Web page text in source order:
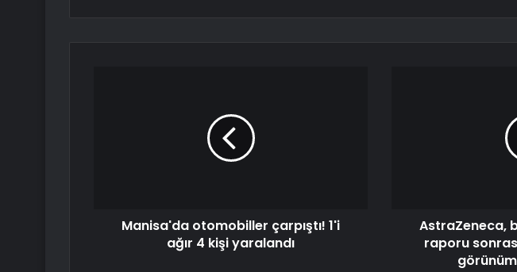
Manisa'da otomobiller çarpıştı! 1'i
ağır 4 kişi yaralandı
AstraZeneca,
raporu